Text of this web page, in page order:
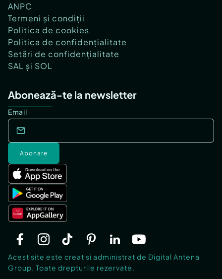
ANPC
Termeni și condiții
Politica de cookies
Politica de confidențialitate
Setări de confidențialitate
SAL și SOL
Abonează-te la newsletter
Email
Abonare
Acest site este creat si administrat de Digital Antena
Group. Toate drepturile rezervate.